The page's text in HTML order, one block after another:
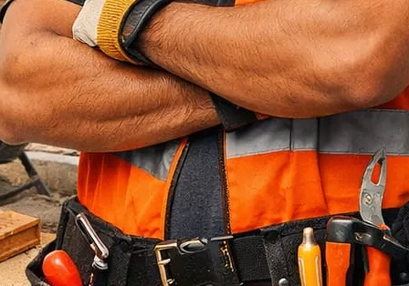
Jasa Bore Pile
Pagar Panel Beton
Sewa Alat Berat
Sewa Crane
Sewa Excavator
Sewa Excavator
Sewa Forklift
U Ditch Beton
Uncategorized